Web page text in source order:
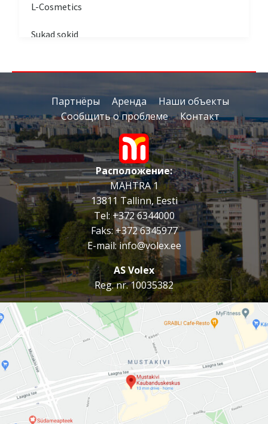
L-Cosmetics
Sukad sokid
Fenix Casino
Volex kontor
ABC Laenud
Edem Ilustuudio
Edem Ilustuudio
Olympic Casino
Postifoto
Money Express
Money Express
Dreamline Arvutikeskus
Looduse Maailm
Granto Raamatud
Партнёры Аренда
Наши объекты
Сообщить о проблеме
Контакт
Расположение:
MAHTRA 1
13811 Tallinn, Eesti
Tel:+372 6344000
Faks: +372 6345977
E-mail:info@volex.ee
AS Volex
Reg. nr. 10035382